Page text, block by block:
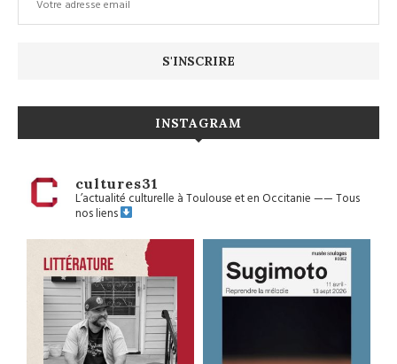
INSTAGRAM
cultures31
L’actualité culturelle à Toulouse et en Occitanie——Tous
nos liens